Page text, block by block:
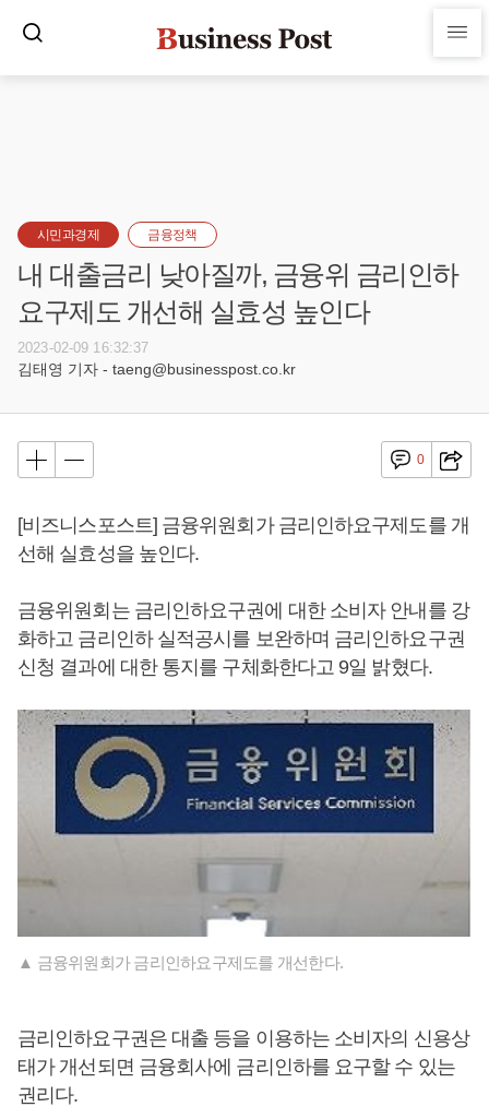
시민과경제 금융정책
내 대출금리 낮아질까, 금융위 금리인하
요구제도 개선해 실효성 높인다
2023-02-09 16:32:37
김태영 기자 - taeng@businesspost.co.kr
0
[비즈니스포스트] 금융위원회가 금리인하요구제도를 개
선해 실효성을 높인다.
금융위원회는 금리인하요구권에 대한 소비자 안내를 강
화하고 금리인하 실적공시를 보완하며 금리인하요구권
신청 결과에 대한 통지를 구체화한다고 9일 밝혔다.
▲ 금융위원회가 금리인하요구제도를 개선한다.
금리인하요구권은 대출 등을 이용하는 소비자의 신용상
태가 개선되면 금융회사에 금리인하를 요구할 수 있는
권리다.